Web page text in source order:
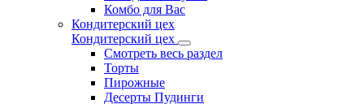
Комбо для Вас
Кондитерский цех
Кондитерский цех
Смотреть весь раздел
Торты
Пирожные
Десерты Пудинги